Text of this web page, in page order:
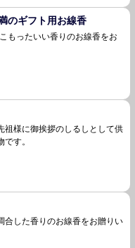
のギフト用お線香
もったいい香りのお線香をお
祖様に御挨拶のしるし として供
す。
合した香りのお線香をお贈りい